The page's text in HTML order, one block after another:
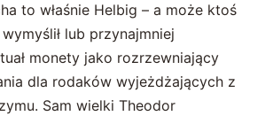
to właśnie Helbig – a może ktoś
lub przynajmniej
monety jako rozrzewniający
dla rodaków wyjeżdżających z
Sam wielki Theodor